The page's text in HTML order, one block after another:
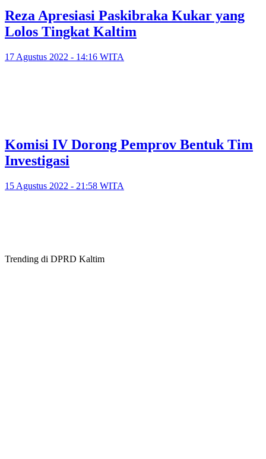
Reza Apresiasi Paskibraka Kukar yang
Lolos Tingkat Kaltim
17 Agustus 2022 - 14:16 WITA
Komisi IV Dorong Pemprov Bentuk Tim
Investigasi
15 Agustus 2022 - 21:58 WITA
Trending di DPRD Kaltim